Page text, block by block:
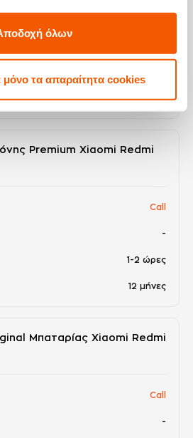
όλων
μόνο τα απαραίτητα cookies
12 μήνες
Premium Xiaomi Redmi
Call
-
1-2 ώρες
12 μήνες
Μπαταρίας Xiaomi Redmi
Call
-